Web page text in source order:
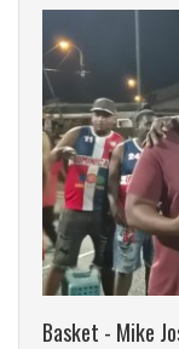
Basket - Mike